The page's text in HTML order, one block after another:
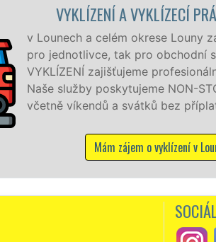
LOUNY
zajišťujeme služby vyklízení, a to jak
společnosti. Pod značkou sítě EXTRA
a kvalitní servis se zárukou kvality.
STOP 24 hodin denně, 7 dní v týdnu